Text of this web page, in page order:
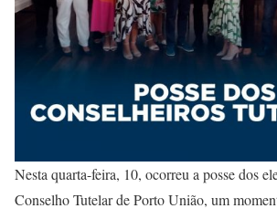
Nesta quarta-feira, 10, ocorreu a posse dos
Conselho Tutelar de Porto União, um